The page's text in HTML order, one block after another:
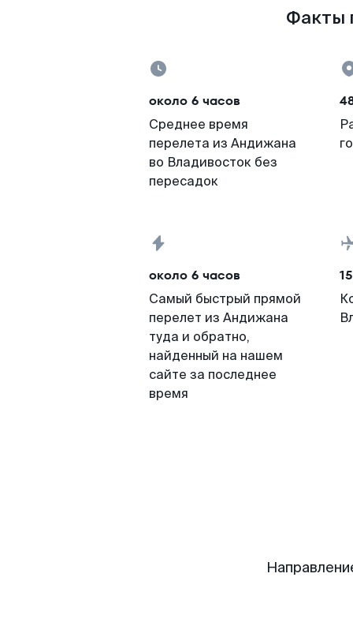
Факты
около 6 часов
Среднее время
перелета из Андижана
во Владивосток без
пересадок
около 6 часов
Самый быстрый прямой
перелет из Андижана
туда и обратно,
найденный на нашем
сайте за последнее
время
15